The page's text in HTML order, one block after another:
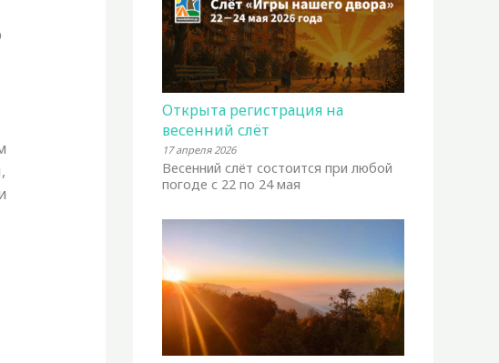
Открыта регистрация на
весенний слёт
17 апреля 2026
Весенний слёт состоится при любой
погоде с 22 по 24 мая